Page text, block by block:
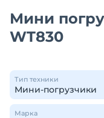
Мини
WT830
Тип техники
Марка